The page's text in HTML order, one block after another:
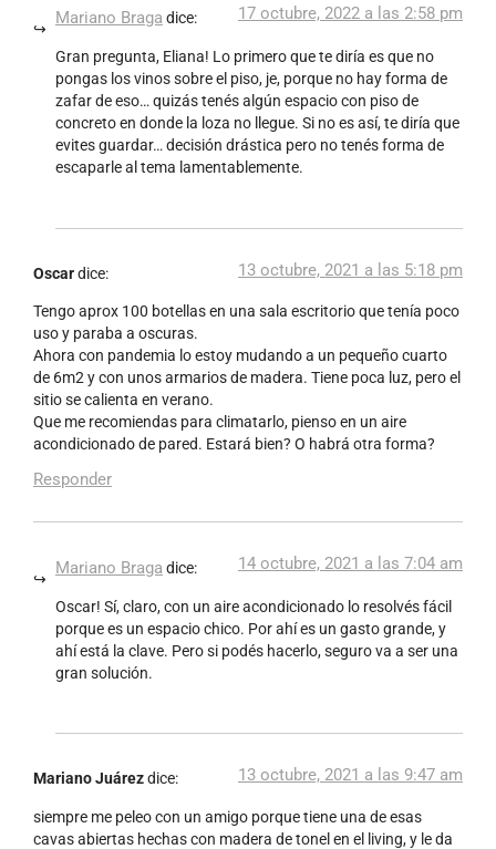
Mariano Braga dice: 17 octubre, 2022 a las 2:58 pm
Gran pregunta, Eliana! Lo primero que te diría es que no
pongas los vinos sobre el piso, je, porque no hay forma de
zafar de eso… quizás tenés algún espacio con piso de
concreto en donde la loza no llegue. Si no es así, te diría que
evites guardar… decisión drástica pero no tenés forma de
escaparle al tema lamentablemente.
Oscardice: 13 octubre, 2021 a las 5:18 pm
Tengo aprox 100 botellas en una sala escritorio que tenía poco
uso y paraba a oscuras.
Ahora con pandemia lo estoy mudando a un pequeño cuarto
de 6m2 y con unos armarios de madera. Tiene poca luz, pero el
sitio se calienta en verano.
Que me recomiendas para climatarlo, pienso en un aire
acondicionado de pared. Estará bien? O habrá otra forma?
Responder
Mariano Braga dice: 14 octubre, 2021 a las 7:04 am
Oscar! Sí, claro, con un aire acondicionado lo resolvés fácil
porque es un espacio chico. Por ahí es un gasto grande, y
ahí está la clave. Pero si podés hacerlo, seguro va a ser una
gran solución.
Mariano Juárezdice: 13 octubre, 2021 a las 9:47 am
siempre me peleo con un amigo porque tiene una de esas
cavas abiertas hechas con madera de tonel en el living, y le da